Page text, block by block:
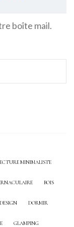
boîte mail.
MINIMALISTE
BOIS
DESIGN DORMIR
GLAMPING